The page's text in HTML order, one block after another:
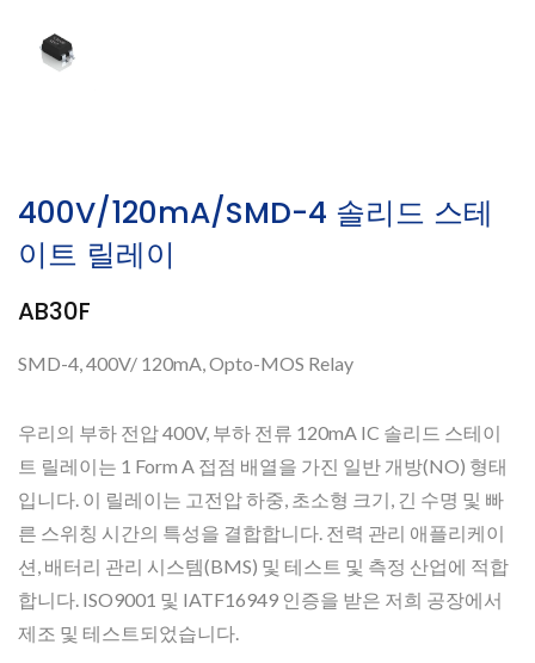
400V/120mA/SMD-4 솔리드 스테
이트 릴레이
AB30F
SMD-4, 400V/ 120mA, Opto-MOS Relay
우리의 부하 전압 400V, 부하 전류 120mA IC 솔리드 스테이
트 릴레이는 1 Form A 접점 배열을 가진 일반 개방(NO) 형태
입니다. 이 릴레이는 고전압 하중, 초소형 크기, 긴 수명 및 빠
른 스위칭 시간의 특성을 결합합니다. 전력 관리 애플리케이
션, 배터리 관리 시스템(BMS) 및 테스트 및 측정 산업에 적합
합니다. ISO9001 및 IATF16949 인증을 받은 저희 공장에서
제조 및 테스트되었습니다.